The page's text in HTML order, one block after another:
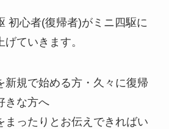
初心者(復帰者)がミニ四駆に
ていきます。
新規で始める方・久々に復帰
きな方へ
まったりとお伝えできればい